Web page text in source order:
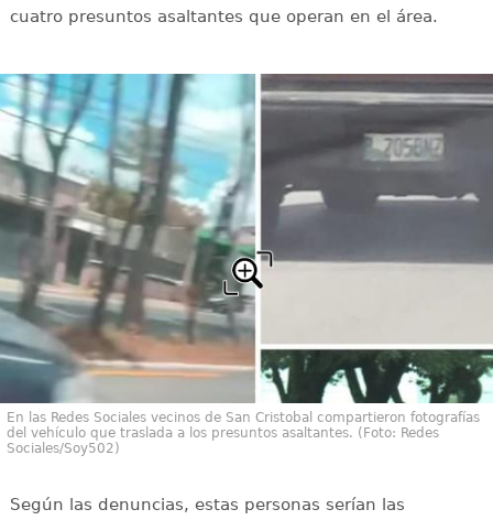
cuatro presuntos asaltantes que operan en el área.
En las Redes Sociales vecinos de San Cristobal compartieron fotografías
del vehículo que traslada a los presuntos asaltantes. (Foto: Redes
Sociales/Soy502)
Según las denuncias, estas personas serían las